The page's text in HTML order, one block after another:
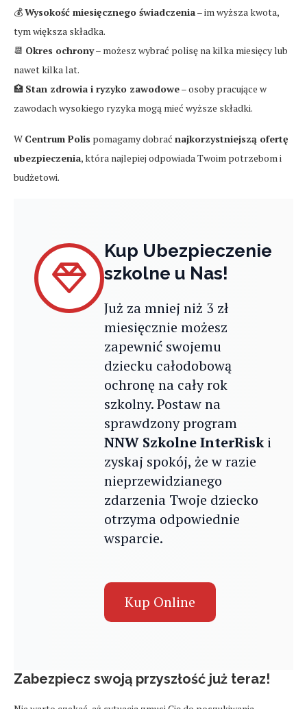
💰Wysokość miesięcznego świadczenia– im wyższa kwota,
tym większa składka.
📆 Okres ochrony– możesz wybrać polisę na kilka miesięcy lub
nawet kilka lat.
🏥 Stan zdrowia i ryzyko zawodowe– osoby pracujące w
zawodach wysokiego ryzyka mogą mieć wyższe składki.
W Centrum Polis pomagamy dobrać najkorzystniejszą ofertę
ubezpieczenia, która najlepiej odpowiada Twoim potrzebom i
budżetowi.
Kup Ubezpieczenie
szkolne u Nas!
Już za mniej niż 3 zł
miesięcznie możesz
zapewnić swojemu
dziecku całodobową
ochronę na cały rok
szkolny. Postaw na
sprawdzony program
NNW Szkolne InterRiski
zyskaj spokój, że w razie
nieprzewidzianego
zdarzenia Twoje dziecko
otrzyma odpowiednie
wsparcie.
Kup Online
Zabezpiecz swoją przyszłość już teraz!